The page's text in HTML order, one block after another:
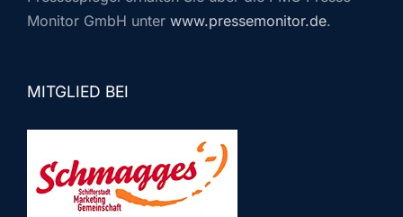
Monitor GmbH unter www.pressemonitor.de.
MITGLIED BEI